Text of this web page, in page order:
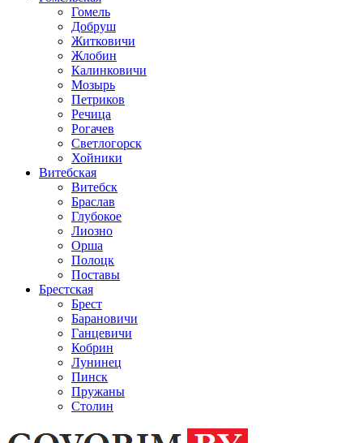
Гомель
Добруш
Житковичи
Жлобин
Калинковичи
Мозырь
Петриков
Речица
Рогачев
Светлогорск
Хойники
Витебская
Витебск
Браслав
Глубокое
Лиозно
Орша
Полоцк
Поставы
Брестская
Брест
Барановичи
Ганцевичи
Кобрин
Лунинец
Пинск
Пружаны
Столин